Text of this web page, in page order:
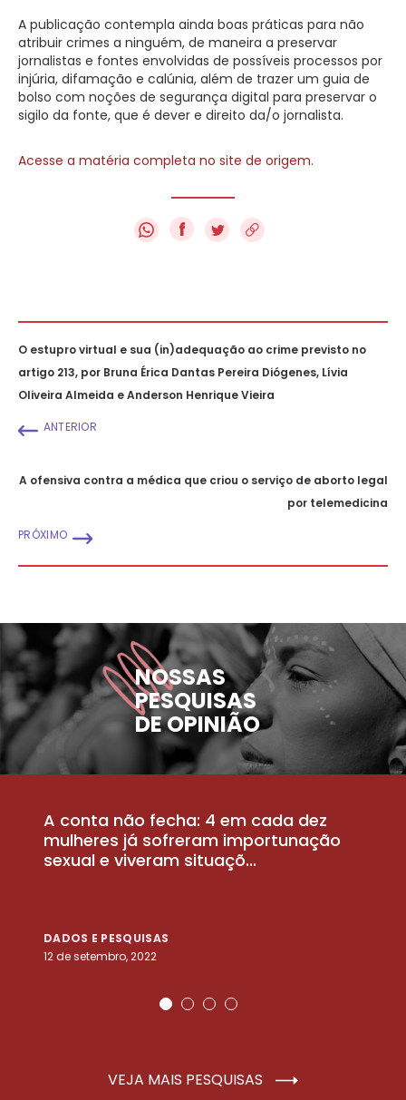
A publicação contempla ainda boas práticas para não
atribuir crimes a ninguém, de maneira a preservar
jornalistas e fontes envolvidas de possíveis processos por
injúria, difamação e calúnia, além de trazer um guia de
bolso com noções de segurança digital para preservar o
sigilo da fonte, que é dever e direito da/o jornalista.
Acesse a matéria completa no site de origem.
f
O estupro virtual e sua (in)adequação ao crime previsto no
artigo 213, por Bruna Érica Dantas Pereira Diógenes, Lívia
Oliveira Almeida e Anderson Henrique Vieira
ANTERIOR
A ofensiva contra a médica que criou o serviço de aborto legal
por telemedicina
PRÓXIMO
NOSSAS
PESQUISAS
DE OPINIÃO
A conta não fecha: 4 em cada dez
mulheres já sofreram importunação
sexual e viveram situaçõ...
DADOS E PESQUISAS
12 de setembro, 2022
VEJA MAIS PESQUISAS